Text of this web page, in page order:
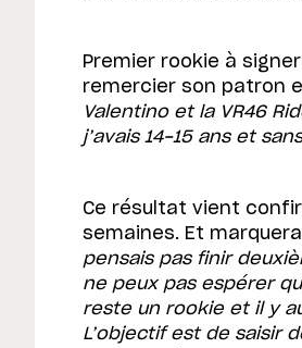
Premier rookie à
remercier son patron
Valentino et la VR46
j’avais 14-15 ans et
Ce résultat vient
semaines. Et
pensais pas finir
ne peux pas espérer
reste un rookie et il y
L’objectif est de saisir